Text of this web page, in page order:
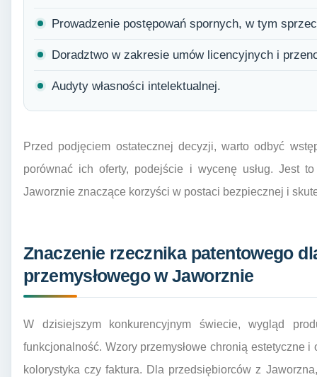
Prowadzenie postępowań spornych, w tym
Doradztwo w zakresie umów licencyjnych i
Audyty własności intelektualnej.
Przed podjęciem ostatecznej decyzji, warto odbyć
porównać ich oferty, podejście i wycenę usług. Jest
Jaworznie znaczące korzyści w postaci bezpiecznej i
Znaczenie rzecznika patentowego
przemysłowego w Jaworznie
W dzisiejszym konkurencyjnym świecie, wygląd
funkcjonalność. Wzory przemysłowe chronią estetyczne
kolorystyka czy faktura. Dla przedsiębiorców z